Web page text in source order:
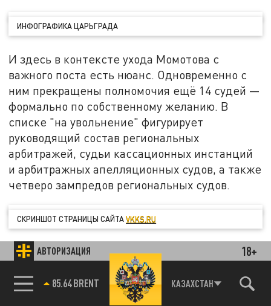
АВТОРИЗАЦИЯ 18+
85.64 BRENT КАЗАХСТАН
ИНФОГРАФИКА ЦАРЬГРАДА
И здесь в контексте ухода Момотова с
важного поста есть нюанс. Одновременно с
ним прекращены полномочия ещё 14 судей —
формально по собственному желанию. В
списке "на увольнение" фигурирует
руководящий состав региональных
арбитражей, судьи кассационных инстанций
и арбитражных апелляционных судов, а также
четверо зампредов региональных судов.
СКРИНШОТ СТРАНИЦЫ САЙТАVKKS.RU
Гендиректор Института региональных
проблем кандидат политических наук
Дмитрий Журавлёв уверен: